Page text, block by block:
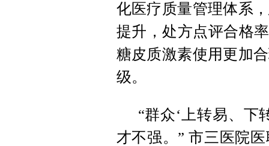
化医疗质量管理体系
提升，处方点评合格
糖皮质激素使用更加
级。
“群众‘上转易、下
才不强。” 市三医院